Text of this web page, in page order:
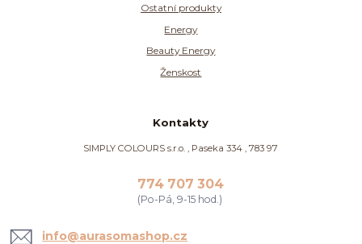
Ostatní produkty
Energy
Beauty Energy
Ženskost
Kontakty
SIMPLY COLOURS s.r.o. , Paseka 334 , 783 97
774 707 304
(Po-Pá, 9-15 hod.)
info@aurasomashop.cz